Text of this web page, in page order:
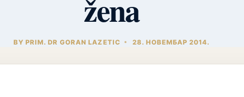
žena
BY PRIM. DR GORAN LAZETIC 28. НОВЕМБАР 2014.